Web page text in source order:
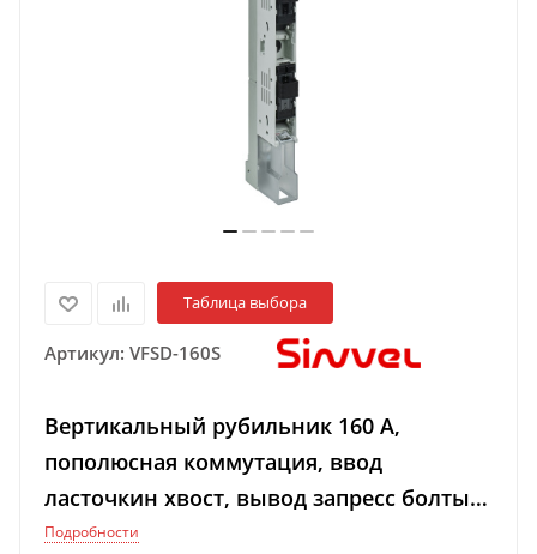
Таблица выбора
Артикул: VFSD-160S
Вертикальный рубильник 160 А,
пополюсная коммутация, ввод
ласточкин хвост, вывод запресс болты
М12х35мм, короткая прозрачная
Подробности